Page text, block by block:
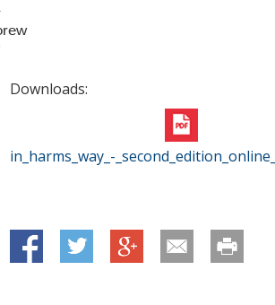
Downloads:
in_harms_way_-